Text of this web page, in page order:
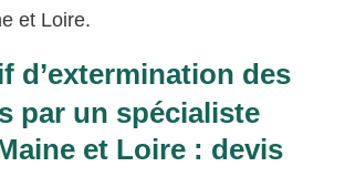
et Loire.
d’extermination des
par un spécialiste
et Loire : devis